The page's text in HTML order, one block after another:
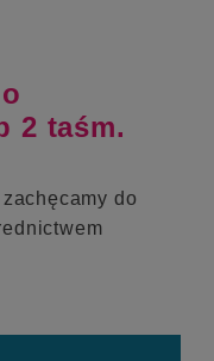
2 taśm.
do